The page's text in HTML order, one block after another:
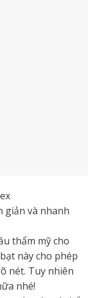
giản và nhanh
thẩm mỹ cho
này cho phép
nét. Tuy nhiên
nhé!